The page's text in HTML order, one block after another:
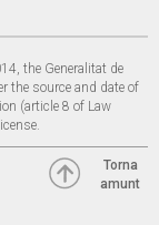
the Generalitat de
the source and date of
(article 8 of Law
Torna
amunt